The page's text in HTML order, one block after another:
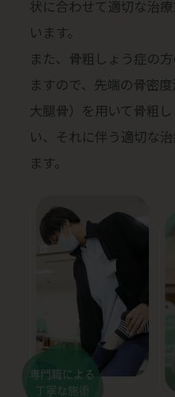
専門職による
丁寧な施術
状に合わせて適切な治
います。
また、骨粗しょう症の
ますので、先端の骨密
大腿骨）を用いて骨粗
い、それに伴う適切な
ます。